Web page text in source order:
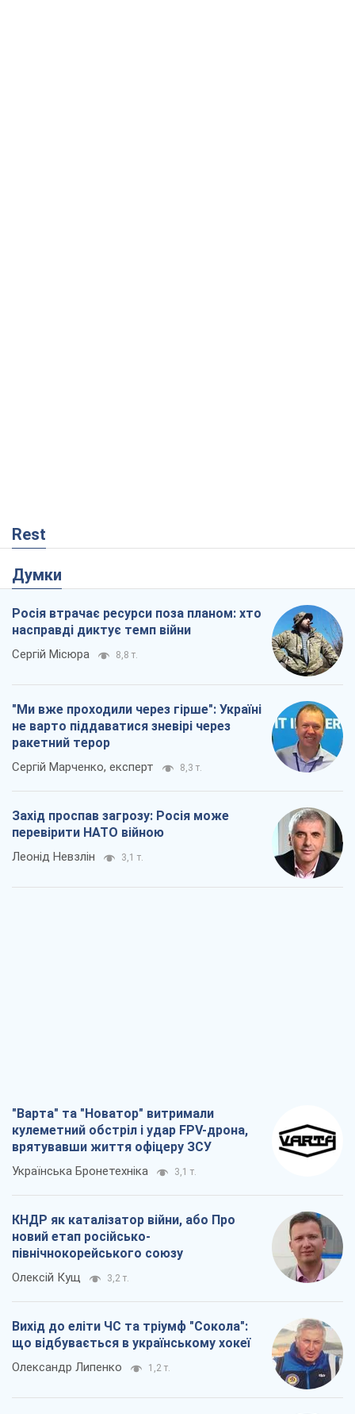
Rest
Думки
Росія втрачає ресурси поза планом: хто
насправді диктує темп війни
Сергій Місюра 8,8 т.
"Ми вже проходили через гірше": Україні
не варто піддаватися зневірі через
ракетний терор
Сергій Марченко, експерт 8,3 т.
Захід проспав загрозу: Росія може
перевірити НАТО війною
Леонід Невзлін 3,1 т.
"Варта" та "Новатор" витримали
кулеметний обстріл і удар FPV-дрона,
врятувавши життя офіцеру ЗСУ
Українська Бронетехніка 3,1 т.
КНДР як каталізатор війни, або Про
новий етап російсько-
північнокорейського союзу
Олексій Кущ 3,2 т.
Вихід до еліти ЧС та тріумф "Сокола":
що відбувається в українському хокеї
Олександр Липенко 1,2 т.